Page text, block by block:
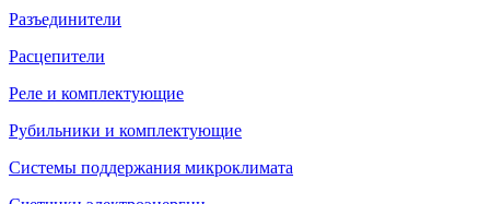
Разъединители
Расцепители
Реле и комплектующие
Рубильники и комплектующие
Системы поддержания микроклимата